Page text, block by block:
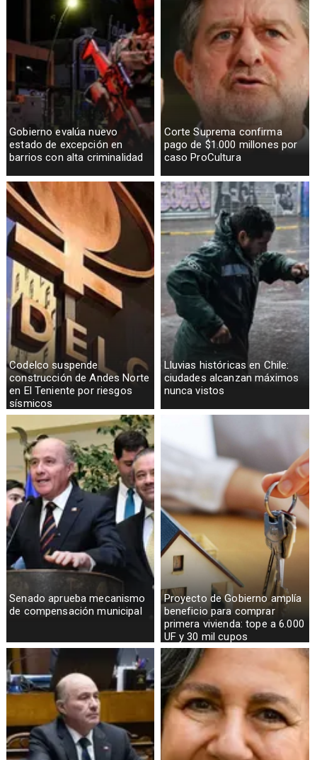
Gobierno evalúa nuevo
estado de excepción en
barrios con alta criminalidad
Corte Suprema confirma
pago de $1.000 millones por
caso ProCultura
Codelco suspende
construcción de Andes Norte
en El Teniente por riesgos
sísmicos
Lluvias históricas en Chile:
ciudades alcanzan máximos
nunca vistos
Senado aprueba mecanismo
de compensación municipal
Proyecto de Gobierno amplía
beneficio para comprar
primera vivienda: tope a 6.000
UF y 30 mil cupos